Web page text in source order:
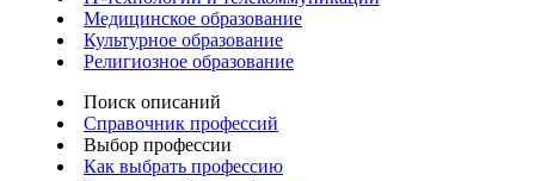
Медицинское образование
Культурное образование
Религиозное образование
Поиск описаний
Справочник профессий
Выбор профессии
Как выбрать профессию